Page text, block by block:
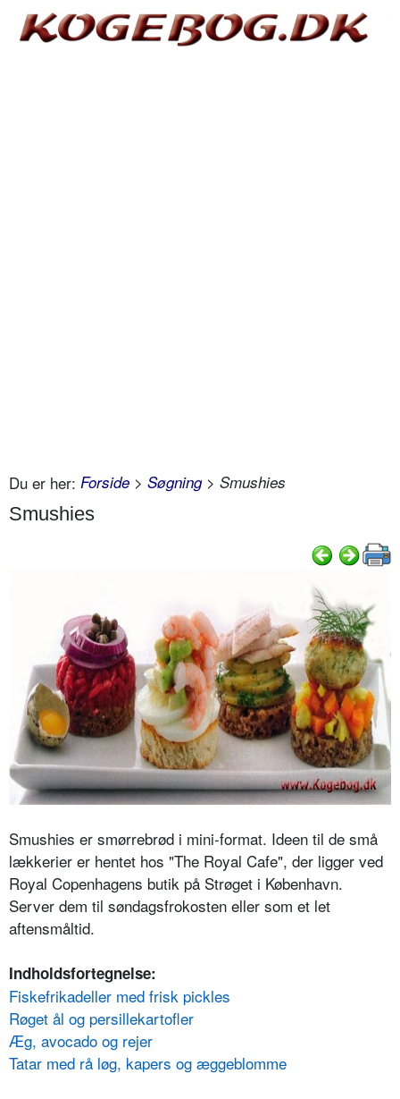
Du er her: Forside > Søgning> Smushies
Smushies
Smushies er smørrebrød i mini-format. Ideen til de små
lækkerier er hentet hos "The Royal Cafe", der ligger ved
Royal Copenhagens butik på Strøget i København.
Server dem til søndagsfrokosten eller som et let
aftensmåltid.
Indholdsfortegnelse:
Fiskefrikadeller med frisk pickles
Røget ål og persillekartofler
Æg, avocado og rejer
Tatar med rå løg, kapers og æggeblomme